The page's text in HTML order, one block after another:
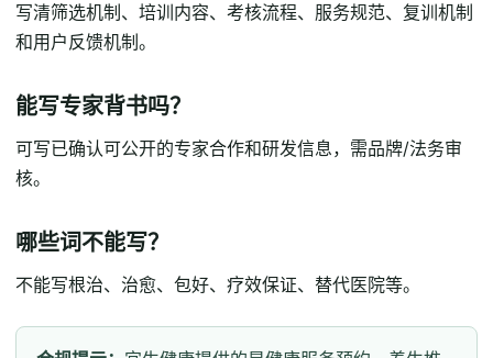
写清筛选机制、培训内容、考核流程、服务规范、复训机制
和用户反馈机制。
能写专家背书吗？
可写已确认可公开的专家合作和研发信息，需品牌/法务审
核。
哪些词不能写？
不能写根治、治愈、包好、疗效保证、替代医院等。